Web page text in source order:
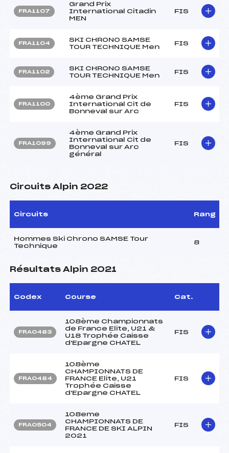
FRA1107
Grand Prix
International Citadin
MEN
FIS
FRA1104
SKI CHRONO SAMSE
TOUR TECHNIQUE Men
FIS
FRA1102
SKI CHRONO SAMSE
TOUR TECHNIQUE Men
FIS
FRA1100
4ème Grand Prix
International Cit de
Bonneval sur Arc
FIS
FRA1099
4ème Grand Prix
International Cit de
Bonneval sur Arc
général
FIS
Circuits Alpin 2022
Circuits Rang
Hommes Ski Chrono SAMSE Tour
Technique
8
Résultats Alpin 2021
Codex Course Cat.
FRA0483
108ème Championnats
de France Elite, U21 &
U18 Trophée Caisse
d'Epargne CHATEL
FIS
FRA0484
108ème
CHAMPIONNATS DE
FRANCE Elite, U21
Trophée Caisse
d'Epargne CHATEL
FIS
FRA0504
108eme
CHAMPIONNATS DE
FRANCE DE SKI ALPIN
2021
FIS